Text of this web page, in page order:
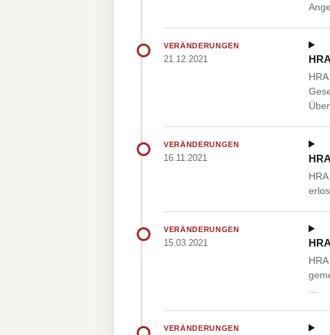
VERÄNDERUNGEN
21.12.2021
VERÄNDERUNGEN
16.11.2021
VERÄNDERUNGEN
15.03.2021
…
VERÄNDERUNGEN